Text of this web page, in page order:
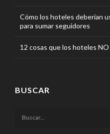
Cómo los hoteles deberían
para sumar seguidores
12 cosas que los hoteles
BUSCAR